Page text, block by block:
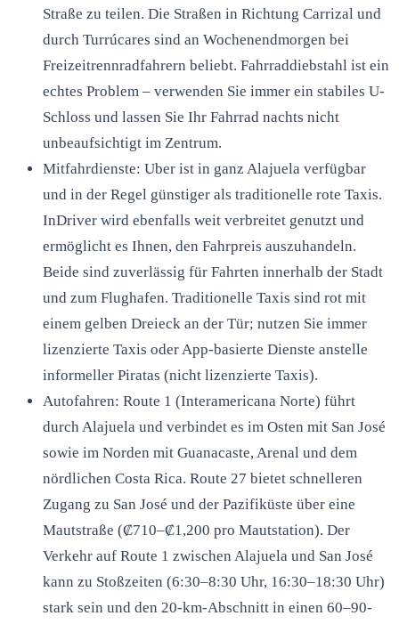
Straße zu teilen. Die Straßen in Richtung Carrizal und
durch Turrúcares sind an Wochenendmorgen bei
Freizeitrennradfahrern beliebt. Fahrraddiebstahl ist ein
echtes Problem – verwenden Sie immer ein stabiles U-
Schloss und lassen Sie Ihr Fahrrad nachts nicht
unbeaufsichtigt im Zentrum.
Mitfahrdienste: Uber ist in ganz Alajuela verfügbar
und in der Regel günstiger als traditionelle rote Taxis.
InDriver wird ebenfalls weit verbreitet genutzt und
ermöglicht es Ihnen, den Fahrpreis auszuhandeln.
Beide sind zuverlässig für Fahrten innerhalb der Stadt
und zum Flughafen. Traditionelle Taxis sind rot mit
einem gelben Dreieck an der Tür; nutzen Sie immer
lizenzierte Taxis oder App-basierte Dienste anstelle
informeller Piratas (nicht lizenzierte Taxis).
Autofahren: Route 1 (Interamericana Norte) führt
durch Alajuela und verbindet es im Osten mit San José
sowie im Norden mit Guanacaste, Arenal und dem
nördlichen Costa Rica. Route 27 bietet schnelleren
Zugang zu San José und der Pazifiküste über eine
Mautstraße (₡710–₡1,200 pro Mautstation). Der
Verkehr auf Route 1 zwischen Alajuela und San José
kann zu Stoßzeiten (6:30–8:30 Uhr, 16:30–18:30 Uhr)
stark sein und den 20-km-Abschnitt in einen 60–90-